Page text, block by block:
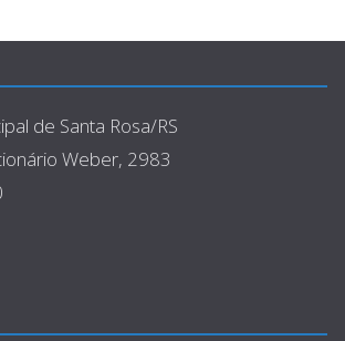
de Santa Rosa/RS
Weber, 2983